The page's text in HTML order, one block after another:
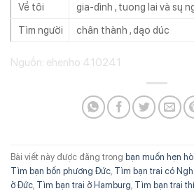
Về tôi
gia-dình , tuong lai và sų
Tìm người
chân thành , dąo dúc
Nguồn: ehenho 410241
Bài viết này được đăng trong bạn muốn hẹn
Tìm bạn bốn phương Đức Tìm bạn trai có
ở Đức Tìm bạn trai ở Hamburg Tìm bạn trai